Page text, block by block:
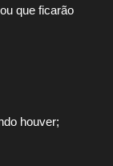
que ficarão
houver;